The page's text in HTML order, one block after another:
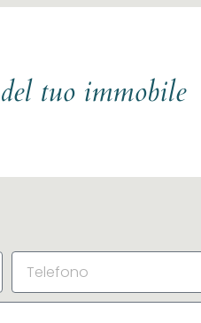
tuo immobile